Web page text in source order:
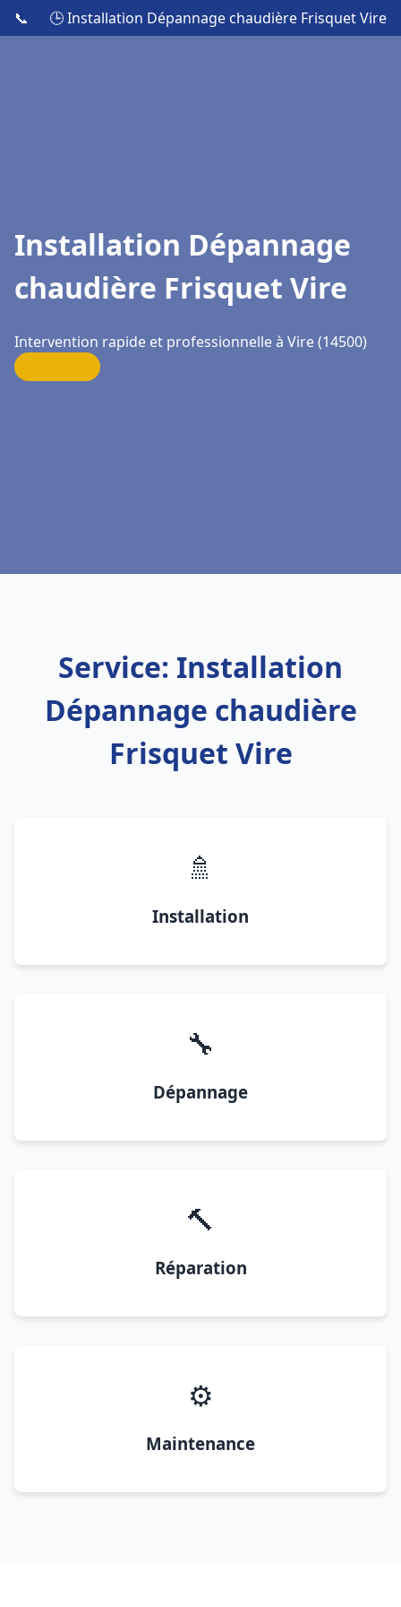
📞 🕒 Installation Dépannage chaudière Frisquet Vire
Installation Dépannage
chaudière Frisquet Vire
Intervention rapide et professionnelle à Vire (14500)
Service: Installation
Dépannage chaudière
Frisquet Vire
🚿
Installation
🔧
Dépannage
🔨
Réparation
⚙️
Maintenance